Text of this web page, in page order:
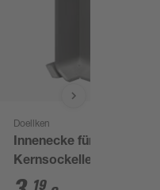
Doellken
Innenecke für
Kernsockelleiste 60,
dunkelgrau
19